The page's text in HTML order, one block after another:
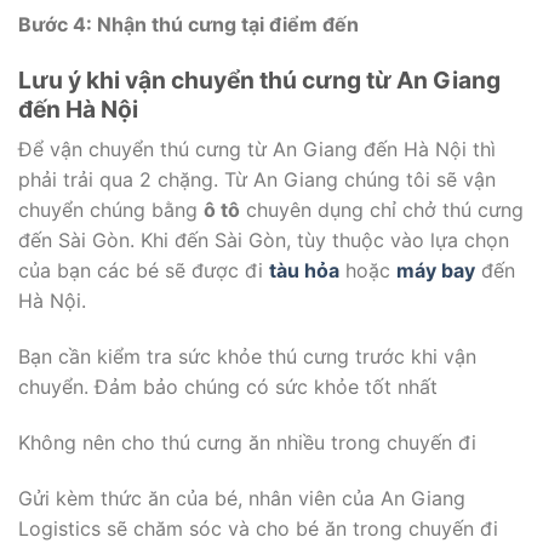
Bước 4: Nhận thú cưng tại điểm đến
Lưu ý khi vận chuyển thú cưng từ An Giang
đến Hà Nội
Để vận chuyển thú cưng từ An Giang đến Hà Nội thì
phải trải qua 2 chặng. Từ An Giang chúng tôi sẽ vận
chuyển chúng bằng ô tô chuyên dụng chỉ chở thú cưng
đến Sài Gòn. Khi đến Sài Gòn, tùy thuộc vào lựa chọn
của bạn các bé sẽ được đi tàu hỏa hoặc máy bay đến
Hà Nội.
Bạn cần kiểm tra sức khỏe thú cưng trước khi vận
chuyển. Đảm bảo chúng có sức khỏe tốt nhất
Không nên cho thú cưng ăn nhiều trong chuyến đi
Gửi kèm thức ăn của bé, nhân viên của An Giang
Logistics sẽ chăm sóc và cho bé ăn trong chuyến đi